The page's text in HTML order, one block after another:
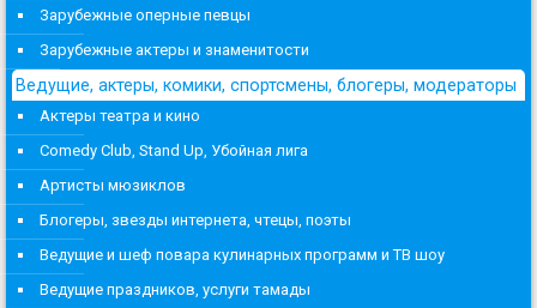
Зарубежные оперные певцы
Зарубежные актеры и знаменитости
Ведущие, актеры, комики, спортсмены, блогеры, модераторы
Актеры театра и кино
Comedy Club, Stand Up, Убойная лига
Артисты мюзиклов
Блогеры, звезды интернета, чтецы, поэты
Ведущие и шеф повара кулинарных программ и ТВ шоу
Ведущие праздников, услуги тамады